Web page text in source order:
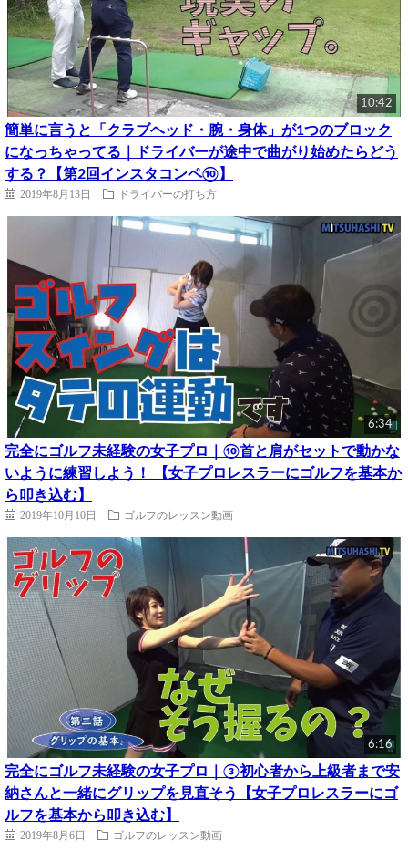
10:42
簡単に言うと「クラブヘッド・腕・身体」が1つのブロック
になっちゃってる｜ドライバーが途中で曲がり始めたらどう
する？【第2回インスタコンペ⑩】
2019年8月13日 ドライバーの打ち方
6:34
完全にゴルフ未経験の女子プロ｜⑩首と肩がセットで動かな
いように練習しよう！ 【女子プロレスラーにゴルフを基本か
ら叩き込む】
2019年10月10日 ゴルフのレッスン動画
6:16
完全にゴルフ未経験の女子プロ｜③初心者から上級者まで安
納さんと一緒にグリップを見直そう【女子プロレスラーにゴ
ルフを基本から叩き込む】
2019年8月6日 ゴルフのレッスン動画